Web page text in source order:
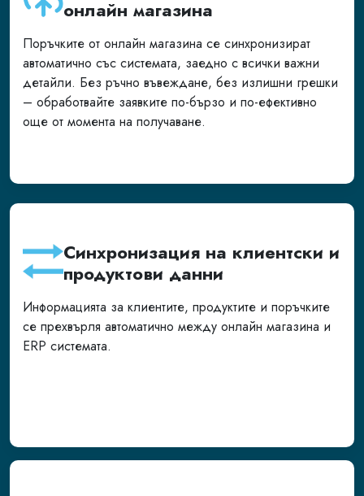
онлайн магазина
Поръчките от онлайн магазина се синхронизират
автоматично със системата, заедно с всички важни
детайли. Без ръчно въвеждане, без излишни грешки
– обработвайте заявките по-бързо и по-ефективно
още от момента на получаване.
Синхронизация на клиентски и
продуктови данни
Информацията за клиентите, продуктите и поръчките
се прехвърля автоматично между онлайн магазина и
ERP системата.